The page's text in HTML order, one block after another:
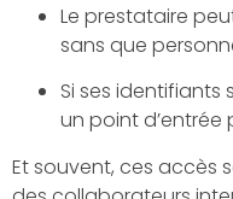
Le prestataire
sans que
Si ses identifiants
un point
Et souvent, ces accès